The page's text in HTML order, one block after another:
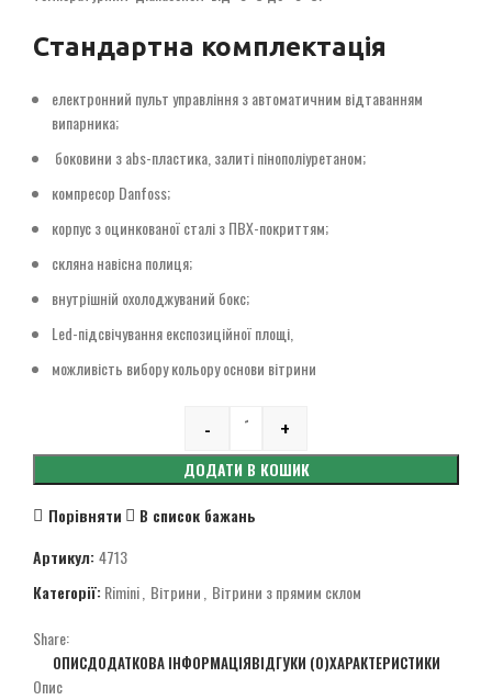
Стандартна комплектація
електронний пульт управління з автоматичним відтаванням
випарника;
боковини з abs-пластика, залиті пінополіуретаном;
компресор Danfoss;
корпус з оцинкованої сталі з ПВХ-покриттям;
скляна навісна полиця;
внутрішній охолоджуваний бокс;
Led-підсвічування експозиційної площі,
можливість вибору кольору основи вітрини
Quantity
- +
ДОДАТИ В КОШИК
Порівняти
В список бажань
Артикул: 4713
Категорії: Rimini Вітрини Вітрини з прямим склом
Share:
ОПИСДОДАТКОВА ІНФОРМАЦІЯВІДГУКИ (0)ХАРАКТЕРИСТИКИ
Опис